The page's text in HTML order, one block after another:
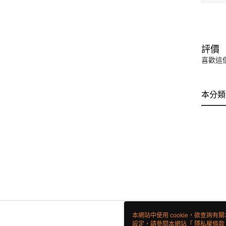
評價
喜歡這
本分
本網站中使用 cookie，欲查詢有
設定，請參閱本網站「 隱私權條款